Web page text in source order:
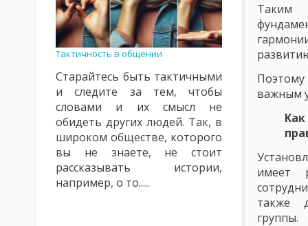
ПРИНЦИП МОТИВАЦИИ УЧЕБНО-ПОЗНАВАТЕЛЬНОЙ
ПРИНЦИП ПРОЧНОСТИ УСВОЕНИЯ ЗНАНИЙ, ФОРМИРОВАНИЯ
КЛАССИФИКАЦИЯ МЕТОДОВ ОБУЧЕНИЯ ПО БАБАНСКОМУ
ТРАДИЦИОННЫЕ МЕТОДЫ ОБУЧЕНИЯ. СЛОВЕСНЫЕ МЕТОДЫ
МЕТОД ЛЕКЦИЯ МЕТОД БЕСЕДА МЕТОД ДИСКУССИЯ
НАГЛЯДНЫЕ МЕТОДЫ ОБУЧЕНИЯ: ПОКАЗ, ИЛЛЮСТРИРОВАНИЕ
ПРАКТИЧЕСКИЕ МЕТОДЫ ОБУЧЕНИЯ: ЛАБОРАТОРНЫЕ РАБОТЫ,
МЕТОДЫ КОНТРОЛЯ И САМОКОНТРОЛЯ В ОБУЧЕНИИ.
Тактичность в общении
Старайтесь быть тактичными
и следите за тем, чтобы
словами и их смысл не
обидеть других людей. Так, в
широком обществе, которого
вы не знаете, не стоит
рассказывать истории,
например, о то.....
важным
имеет
также
группы.